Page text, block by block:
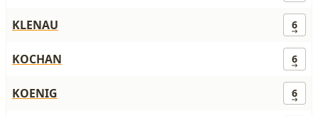
KLENAU 6
KOCHAN 6
KOENIG 6